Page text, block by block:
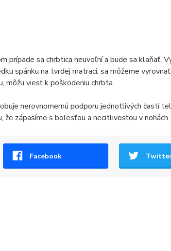
prípade sa chrbtica neuvoľní a bude sa klaňať.
spánku na tvrdej matraci, sa môžeme
môžu viesť k poškodeniu chrbta.
nerovnomernú podporu jednotlivých častí
zápasíme s bolesťou a necitlivosťou v nohách.
Facebook